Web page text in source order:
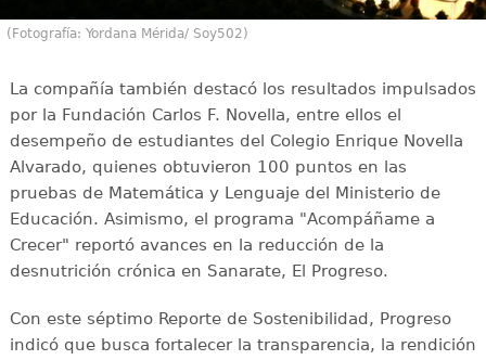
(Fotografía: Yordana Mérida/ Soy502)
La compañía también destacó los resultados impulsados
por la Fundación Carlos F. Novella, entre ellos el
desempeño de estudiantes del Colegio Enrique Novella
Alvarado, quienes obtuvieron 100 puntos en las
pruebas de Matemática y Lenguaje del Ministerio de
Educación. Asimismo, el programa "Acompáñame a
Crecer" reportó avances en la reducción de la
desnutrición crónica en Sanarate, El Progreso.
Con este séptimo Reporte de Sostenibilidad, Progreso
indicó que busca fortalecer la transparencia, la rendición